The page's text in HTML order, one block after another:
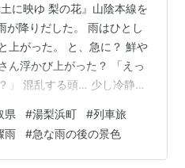
に映ゆ 梨の花』山陰本線を
降りだした。 雨はひとし
上がった。 と、急に？ 鮮や
ん浮かび上がった？ 「えっ
」 混乱する頭… 少し冷静に
な激しい雨＝（『驟雨（し
の前に広がった「白い沢山
やかな赤土の大地」 一雨後
県 #湯梨浜町 #列車旅
雨 #急な雨の後の景色